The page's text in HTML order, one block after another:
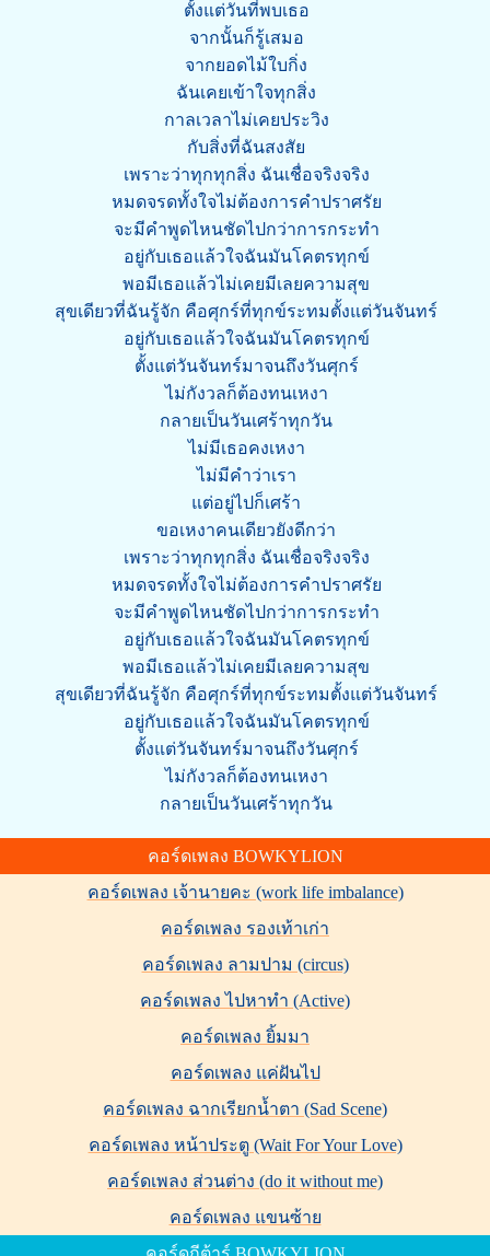
ตั้งแต่วันที่พบเธอ
จากนั้นก็รู้เสมอ
จากยอดไม้ใบกิ่ง
ฉันเคยเข้าใจทุกสิ่ง
กาลเวลาไม่เคยประวิง
กับสิ่งที่ฉันสงสัย
เพราะว่าทุกทุกสิ่ง ฉันเชื่อจริงจริง
หมดจรดทั้งใจไม่ต้องการคำปราศรัย
จะมีคำพูดไหนชัดไปกว่าการกระทำ
อยู่กับเธอแล้วใจฉันมันโคตรทุกข์
พอมีเธอแล้วไม่เคยมีเลยความสุข
สุขเดียวที่ฉันรู้จัก คือศุกร์ที่ทุกข์ระทมตั้งแต่วันจันทร์
อยู่กับเธอแล้วใจฉันมันโคตรทุกข์
ตั้งแต่วันจันทร์มาจนถึงวันศุกร์
ไม่กังวลก็ต้องทนเหงา
กลายเป็นวันเศร้าทุกวัน
ไม่มีเธอคงเหงา
ไม่มีคำว่าเรา
แต่อยู่ไปก็เศร้า
ขอเหงาคนเดียวยังดีกว่า
เพราะว่าทุกทุกสิ่ง ฉันเชื่อจริงจริง
หมดจรดทั้งใจไม่ต้องการคำปราศรัย
จะมีคำพูดไหนชัดไปกว่าการกระทำ
อยู่กับเธอแล้วใจฉันมันโคตรทุกข์
พอมีเธอแล้วไม่เคยมีเลยความสุข
สุขเดียวที่ฉันรู้จัก คือศุกร์ที่ทุกข์ระทมตั้งแต่วันจันทร์
อยู่กับเธอแล้วใจฉันมันโคตรทุกข์
ตั้งแต่วันจันทร์มาจนถึงวันศุกร์
ไม่กังวลก็ต้องทนเหงา
กลายเป็นวันเศร้าทุกวัน
คอร์ดเพลง BOWKYLION
คอร์ดเพลง เจ้านายคะ (work life imbalance)
คอร์ดเพลง รองเท้าเก่า
คอร์ดเพลง ลามปาม (circus)
คอร์ดเพลง ไปหาทำ (Active)
คอร์ดเพลง ยิ้มมา
คอร์ดเพลง แค่ฝันไป
คอร์ดเพลง ฉากเรียกน้ำตา (Sad Scene)
คอร์ดเพลง หน้าประตู (Wait For Your Love)
คอร์ดเพลง ส่วนต่าง (do it without me)
คอร์ดเพลง แขนซ้าย